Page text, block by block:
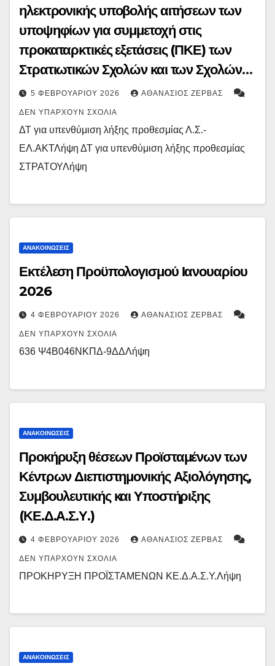
ηλεκτρονικής υποβολής αιτήσεων των
υποψηφίων για συμμετοχή στις
προκαταρκτικές εξετάσεις (ΠΚΕ) των
Στρατιωτικών Σχολών και των Σχολών
Δοκίμων Σημαιοφόρων Λ.Σ. – ΕΛ. ΑΚΤ.
και Δοκίμων Λιμενοφυλάκων καθώς και
της υποβολής των απαιτούμενων
δικαιολογητικών
5 ΦΕΒΡΟΥΑΡΊΟΥ 2026 ΑΘΑΝΆΣΙΟΣ ΖΈΡΒΑΣ
ΔΕΝ ΥΠΆΡΧΟΥΝ ΣΧΌΛΙΑ
ΔΤ για υπενθύμιση λήξης προθεσμίας Λ.Σ.-
ΕΛ.ΑΚΤΛήψη ΔΤ για υπενθύμιση λήξης προθεσμίας
ΣΤΡΑΤΟΥΛήψη
ΑΝΑΚΟΙΝΏΣΕΙΣ
Εκτέλεση Προϋπολογισμού Ιανουαρίου
2026
4 ΦΕΒΡΟΥΑΡΊΟΥ 2026 ΑΘΑΝΆΣΙΟΣ ΖΈΡΒΑΣ
ΔΕΝ ΥΠΆΡΧΟΥΝ ΣΧΌΛΙΑ
636 Ψ4Β046ΝΚΠΔ-9ΔΔΛήψη
ΑΝΑΚΟΙΝΏΣΕΙΣ
Προκήρυξη θέσεων Προϊσταμένων των
Κέντρων Διεπιστημονικής Αξιολόγησης,
Συμβουλευτικής και Υποστήριξης
(ΚΕ.Δ.Α.Σ.Υ.)
4 ΦΕΒΡΟΥΑΡΊΟΥ 2026 ΑΘΑΝΆΣΙΟΣ ΖΈΡΒΑΣ
ΔΕΝ ΥΠΆΡΧΟΥΝ ΣΧΌΛΙΑ
ΠΡΟΚΗΡΥΞΗ ΠΡΟΪΣΤΑΜΕΝΩΝ ΚΕ.Δ.Α.Σ.Υ.Λήψη
ΑΝΑΚΟΙΝΏΣΕΙΣ